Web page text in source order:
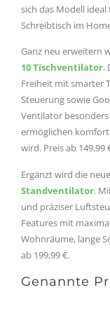
sich das Modell ideal
Schreibtisch im
Ganz neu erweitern
10 Tischventilator.
Freiheit mit smarter
Steuerung sowie
Ventilator
ermöglichen
wird. Preis ab 149,99
Ergänzt wird die
Standventilator.
und präziser
Features mit
Wohnräume, lange
ab 199,99 €.
Genannte